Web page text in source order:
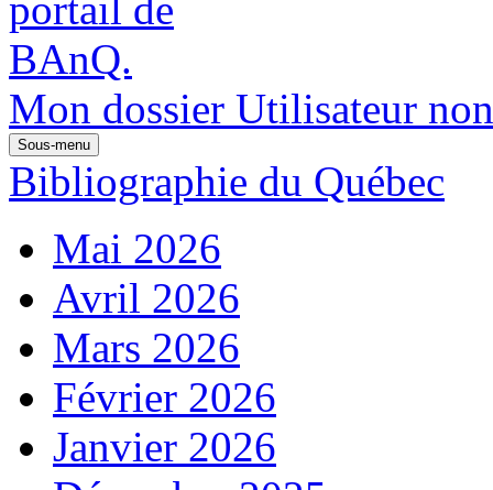
Mon dossier Utilisateur
Sous-menu
Bibliographie du Québec
Mai 2026
Avril 2026
Mars 2026
Février 2026
Janvier 2026